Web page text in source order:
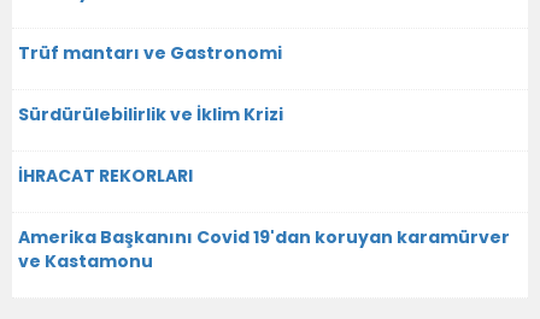
Trüf mantarı ve Gastronomi
Sürdürülebilirlik ve İklim Krizi
İHRACAT REKORLARI
Amerika Başkanını Covid 19'dan koruyan karamürver
ve Kastamonu